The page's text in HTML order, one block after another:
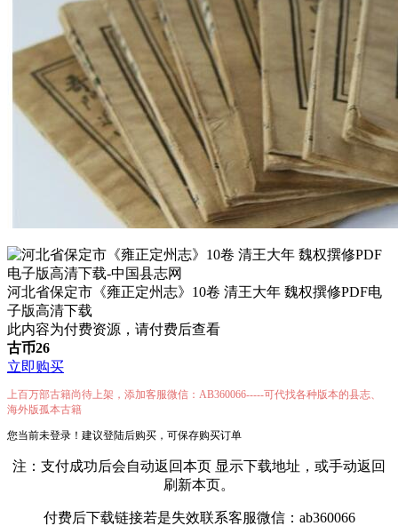
河北省保定市《雍正定州志》10卷 清王大年 魏权撰修PDF电
子版高清下载
此内容为付费资源，请付费后查看
古币26
立即购买
上百万部古籍尚待上架，添加客服微信：AB360066-----可代找各种版本的县志、
海外版孤本古籍
您当前未登录！建议登陆后购买，可保存购买订单
注：支付成功后会自动返回本页 显示下载地址，或手动返回
刷新本页。
付费后下载链接若是失效联系客服微信：ab360066